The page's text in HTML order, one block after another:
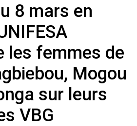
8 mars en
les femmes de
Mogou
sur leurs
VBG